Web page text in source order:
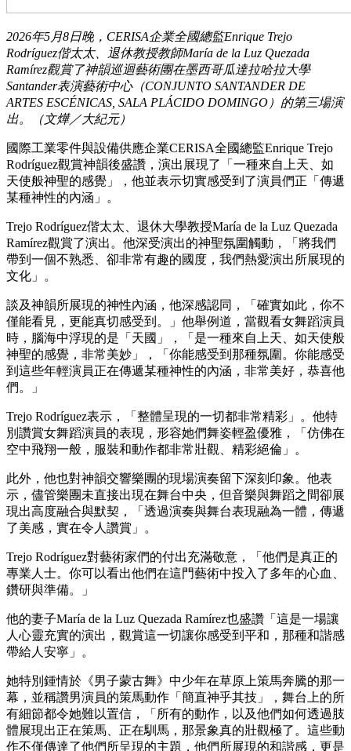
2026年5月8日晚，CERISA企業全國總監Enrique Trejo
Rodríguez偕太太、退休教授教師María de la Luz Quezada
Ramírez觀賞了神韻巡迴藝術團在墨西哥瓜達拉哈拉大學
Santander表演藝術中心（CONJUNTO SANTANDER DE
ARTES ESCÉNICAS, SALA PLÁCIDO DOMINGO）的第三場演
出。（文燁／大紀元）
國際工業零件與設備供應企業CERISA全國總監Enrique Trejo
Rodríguez觀賞神韻後盛讚，演出展現了「一種來自上天、如
天使般神聖的感覺」，他並表示切實感受到了演員們正「傳遞
某種神性的內涵」。
Trejo Rodríguez偕太太、退休大學教授María de la Luz Quezada
Ramírez觀賞了演出。他深受演出的神聖氛圍觸動，「將我們
帶到一個不熟悉、卻非常有趣的國度，我們熱愛演出所展現的
文化」。
談及神韻所展現的神性內涵，他深感認同，「確實如此，你不
僅能看見，更能真切感受到。」他舉例道，當觀看女舞蹈演員
時，腦海中浮現的是「天國」，「是一種來自上天、如天使般
神聖的感覺，非常美妙」，「你能感受到那種氛圍。你能感受
到這些年輕演員正在傳遞某種神性的內涵，非常美好，恭喜他
們。」
Trejo Rodríguez表示，「整體呈現的一切都非常精彩」。他特
別讚賞女舞蹈演員的表現，形容她們舞姿輕盈優雅，「仿佛在
空中飛翔一般，服裝和動作都非常壯觀、精彩絕倫」。
此外，他也對神韻交響樂團的現場演奏留下深刻印象。他表
示，儘管樂團未直接出現在舞台中央，但音樂與舞蹈之間卻展
現出高度融合與默契，「透過演奏與舞台表現融為一體，傳遞
了美感，實在令人讚賞」。
Trejo Rodríguez對藝術家們的付出充滿敬意，「他們是真正的
專業人士。你可以看出他們在這門藝術中投入了多年的心血、
鑽研與準備。」
他的妻子María de la Luz Quezada Ramírez也盛讚「這是一場讓
人心靈充實的演出，觀賞這一切讓你感受到平和，那種和諧感
帶給人安寧」。
她特別鍾情於《男子蒙古舞》中少年在草原上策馬奔騰的那一
幕，並稱讚男演員的策馬動作「簡直神乎其技」，舞台上的所
有細節都令她難以置信，「所有的動作，以及他們如何透過肢
體展現出正在策馬、正在馴馬，那景象真的壯觀極了。這些動
作不僅傳達了他們所呈現的主題，他們所展現的和諧感，更是